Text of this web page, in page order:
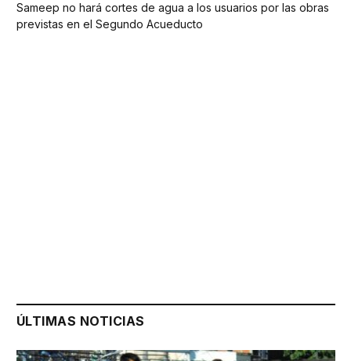
Sameep no hará cortes de agua a los usuarios por las obras
previstas en el Segundo Acueducto
ÚLTIMAS NOTICIAS